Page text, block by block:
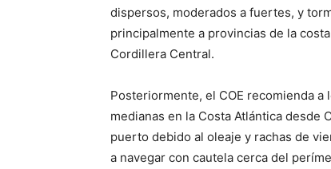
dispersos, moderados a fuertes, y
principalmente a provincias de la
Cordillera Central.
Posteriormente, el COE recomienda
medianas en la Costa Atlántica desde
puerto debido al oleaje y rachas de
a navegar con cautela cerca del